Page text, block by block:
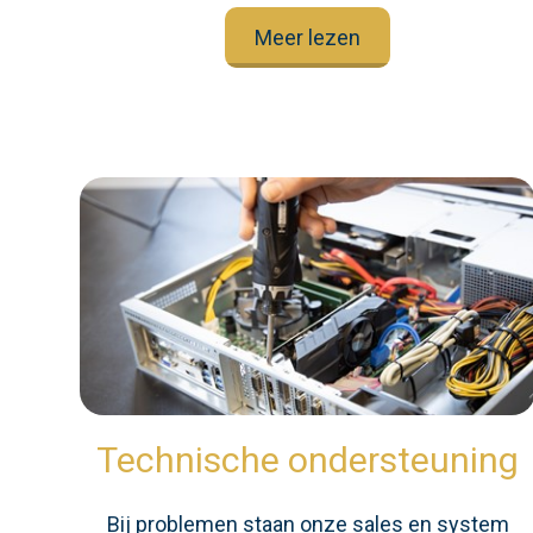
Meer lezen
Technische ondersteuning
Bij problemen staan onze sales en system